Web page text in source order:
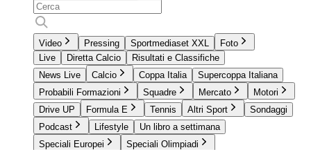
Video Pressing Sportmediaset XXL
Foto
Live
Diretta Calcio
Risultati e Classifiche
News Live
Calcio Coppa Italia
Supercoppa Italiana
Probabili Formazioni
Squadre Mercato
Motori
Drive UP
Formula E Tennis Altri Sport
Sondaggi
Podcast
Lifestyle
Un libro a settimana
Speciali Europei
Speciali Olimpiadi